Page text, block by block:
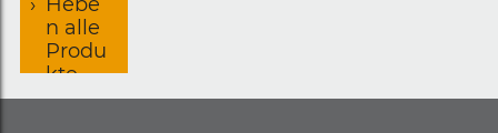
n alle
Produ
kte